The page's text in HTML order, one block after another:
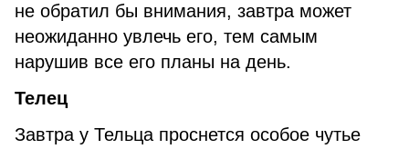
не обратил бы внимания, завтра может
неожиданно увлечь его, тем самым
нарушив все его планы на день.
Телец
Завтра у Тельца проснется особое чутье